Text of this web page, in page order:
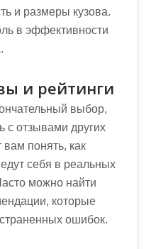
и размеры кузова.
в эффективности
и рейтинги
выбор,
с отзывами других
понять, как
себя в реальных
можно найти
которые
ошибок.